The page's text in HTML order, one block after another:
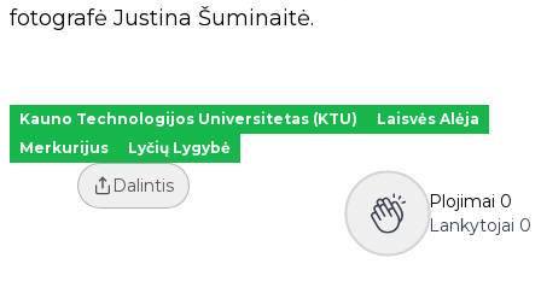
fotografė Justina Šuminaitė.
Kauno Technologijos Universitetas (KTU)
Laisvės Alėja
Merkurijus
Lyčių Lygybė
Dalintis
Plojimai 0
Lankytojai 0